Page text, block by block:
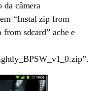
da câmera
“Instal zip from
from sdcard” ache e